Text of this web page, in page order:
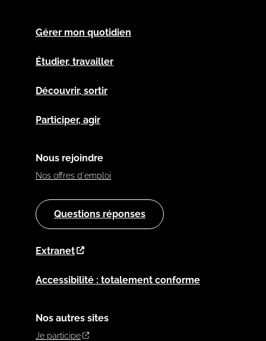
Gérer mon quotidien
Étudier, travailler
Découvrir, sortir
Participer, agir
Nous rejoindre
Nos offres d'emploi
Questions réponses
Extranet
Accessibilité : totalement conforme
Nos autres sites
Je participe